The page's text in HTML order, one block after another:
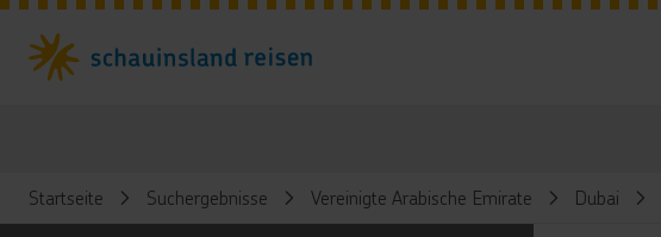
Startseite Suchergebnisse Vereinigte Arabische Emirate Dubai